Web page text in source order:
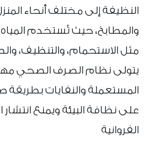
النظيفة إلى مختلف أنحاء
والمطابخ، حيث تُستخدم
مثل الاستحمام، والتنظيف،
يتولى نظام الصرف الصحي
المستعملة والنفايات بطريقة
على نظافة البيئة ويمنع
الفروانية